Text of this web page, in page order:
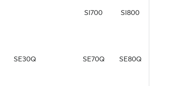
SI700 SI800
SE30Q SE70Q SE80Q